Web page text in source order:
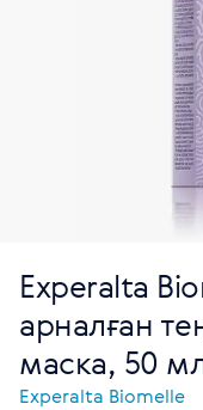
Experalta
арналған
маска, 50
Experalta Biomelle